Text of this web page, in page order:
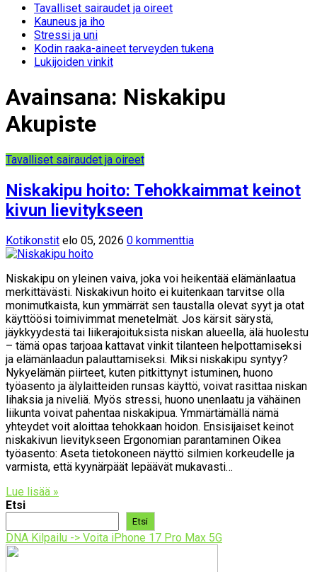
Tavalliset sairaudet ja oireet
Kauneus ja iho
Stressi ja uni
Kodin raaka-aineet terveyden tukena
Lukijoiden vinkit
Avainsana: Niskakipu
Akupiste
Tavalliset sairaudet ja oireet
Niskakipu hoito: Tehokkaimmat keinot
kivun lievitykseen
Kotikonstit elo 05, 2026 0 kommenttia
Niskakipu on yleinen vaiva, joka voi heikentää elämänlaatua
merkittävästi. Niskakivun hoito ei kuitenkaan tarvitse olla
monimutkaista, kun ymmärrät sen taustalla olevat syyt ja otat
käyttöösi toimivimmat menetelmät. Jos kärsit särystä,
jäykkyydestä tai liikerajoituksista niskan alueella, älä huolestu
– tämä opas tarjoaa kattavat vinkit tilanteen helpottamiseksi
ja elämänlaadun palauttamiseksi. Miksi niskakipu syntyy?
Nykyelämän piirteet, kuten pitkittynyt istuminen, huono
työasento ja älylaitteiden runsas käyttö, voivat rasittaa niskan
lihaksia ja niveliä. Myös stressi, huono unenlaatu ja vähäinen
liikunta voivat pahentaa niskakipua. Ymmärtämällä nämä
yhteydet voit aloittaa tehokkaan hoidon. Ensisijaiset keinot
niskakivun lievitykseen Ergonomian parantaminen Oikea
työasento: Aseta tietokoneen näyttö silmien korkeudelle ja
varmista, että kyynärpäät lepäävät mukavasti…
Lue lisää »
Etsi
Etsi
DNA Kilpailu -> Voita iPhone 17 Pro Max 5G